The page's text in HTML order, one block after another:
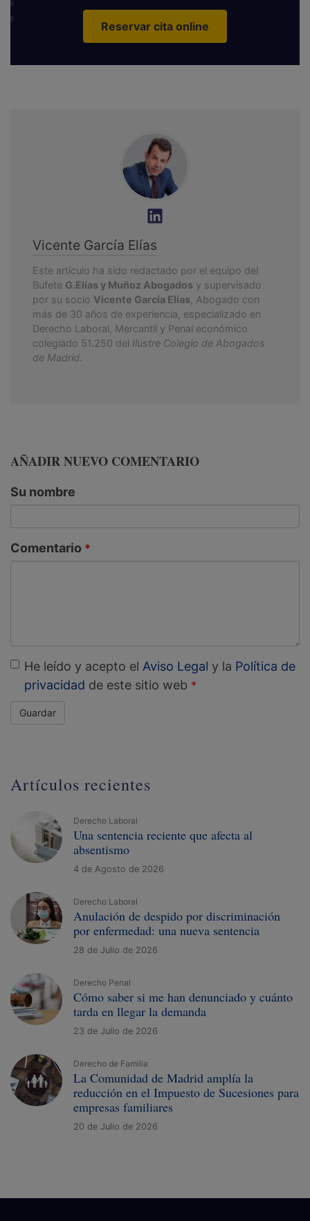
Reservar cita online
Vicente García Elías
Este artículo ha sido redactado por el equipo del
Bufete G.Elías y Muñoz Abogados y supervisado
por su socio Vicente García Elías , Abogado con
más de 30 años de experiencia, especializado en
Derecho Laboral, Mercantil y Penal económico
colegiado 51.250 del Ilustre Colegio de Abogados
de Madrid
AÑADIR NUEVO COMENTARIO
Su nombre
Comentario
He leído y acepto el Aviso Legal y la Política de
privacidad de este sitio web
Guardar
Artículos recientes
Derecho Laboral
Una sentencia reciente que afecta al
absentismo
4 de Agosto de 2026
Derecho Laboral
Anulación de despido por discriminación
por enfermedad: una nueva sentencia
28 de Julio de 2026
Derecho Penal
Cómo saber si me han denunciado y cuánto
tarda en llegar la demanda
23 de Julio de 2026
Derecho de Familia
La Comunidad de Madrid amplía la
reducción en el Impuesto de Sucesiones para
empresas familiares
20 de Julio de 2026